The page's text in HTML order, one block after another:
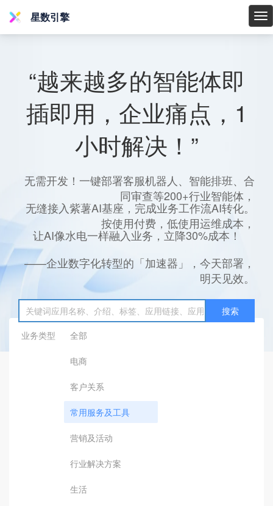
星
星数引擎
“越来越多的智能体即
插即用，企业痛点，1
小时解决！”
无需开发！一键部署客服机器人、智能排班、合
同审查等200+行业智能体，
无缝接入紫薯AI基座，完成业务工作流AI转化。
按使用付费，低使用运维成本，
让AI像水电一样融入业务，立降30%成本！
——企业数字化转型的「加速器」，今天部署，
明天见效。
搜索
业务类型
全部
电商
客户关系
常用服务及工具
营销及活动
行业解决方案
生活